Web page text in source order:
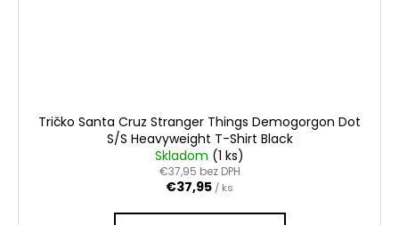
Tričko Santa Cruz Stranger Things Demogorgon Dot
S/S Heavyweight T-Shirt Black
Skladom (1 ks)
€37,95 bez DPH
€37,95 / ks